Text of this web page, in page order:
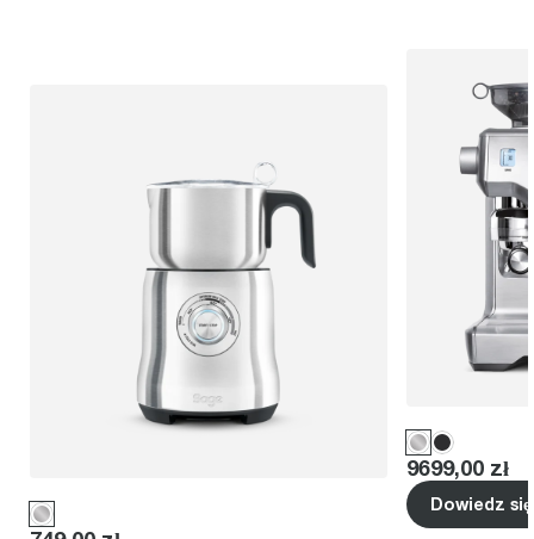
Price:
9699,00 zł
Dowiedz